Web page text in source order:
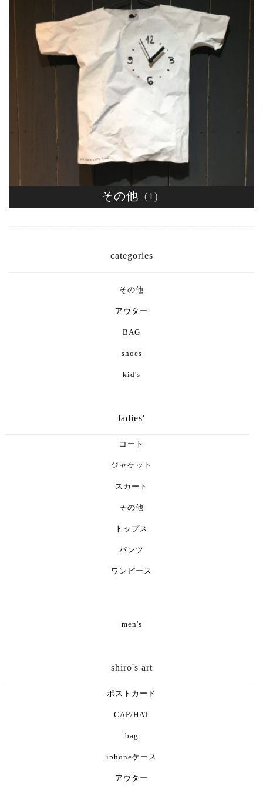
その他 (1)
categories
その他
アウター
BAG
shoes
kid's
ladies'
コート
ジャケット
スカート
その他
トップス
パンツ
ワンピース
men's
shiro's art
ポストカード
CAP/HAT
bag
iphoneケース
アウター